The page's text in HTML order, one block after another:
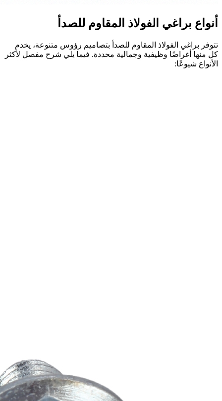
أنواع براغي الفولاذ المقاوم للصدأ
تتوفر براغي الفولاذ المقاوم للصدأ بتصاميم رؤوس متنوعة، يخدم
كل منها أغراضًا وظيفية وجمالية محددة. فيما يلي شرح مفصل لأكثر
الأنواع شيوعًا: